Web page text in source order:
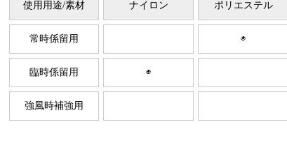
使用用途/素材 ナイロン ポリエステル
常時係留用 ◉
臨時係留用 ◉
強風時補強用